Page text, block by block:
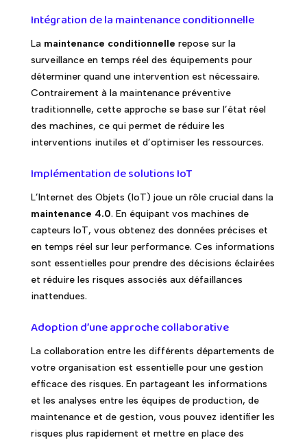
Intégration de la maintenance conditionnelle
La maintenance conditionnelle repose sur la
surveillance en temps réel des équipements pour
déterminer quand une intervention est nécessaire.
Contrairement à la maintenance préventive
traditionnelle, cette approche se base sur l’état réel
des machines, ce qui permet de réduire les
interventions inutiles et d’optimiser les ressources.
Implémentation de solutions IoT
L’Internet des Objets (IoT) joue un rôle crucial dans la
maintenance 4.0. En équipant vos machines de
capteurs IoT, vous obtenez des données précises et
en temps réel sur leur performance. Ces informations
sont essentielles pour prendre des décisions éclairées
et réduire les risques associés aux défaillances
inattendues.
Adoption d’une approche collaborative
La collaboration entre les différents départements de
votre organisation est essentielle pour une gestion
efficace des risques. En partageant les informations
et les analyses entre les équipes de production, de
maintenance et de gestion, vous pouvez identifier les
risques plus rapidement et mettre en place des